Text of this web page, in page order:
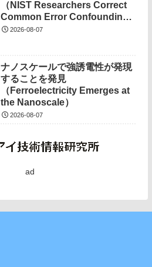
（NIST Researchers Correct
Common Error Confounding
Nanotech Measurements）
2026-08-07
ナノスケールで強誘電性が発現
することを発見
（Ferroelectricity Emerges at
the Nanoscale）
2026-08-07
ad